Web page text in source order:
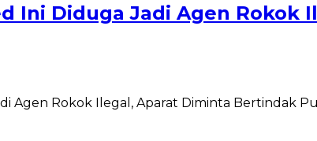
Ini Diduga Jadi Agen Rokok
Agen Rokok Ilegal, Aparat Diminta Bertindak